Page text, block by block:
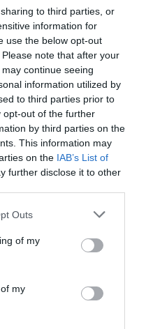
to third parties, or
information for
use the below opt-out
note that after your
continue seeing
information utilized by
to third parties prior to
opt-out of the further
by third parties on the
This information may
on the IAB’s List of
further disclose it to other
Outs
of my
my
au sol